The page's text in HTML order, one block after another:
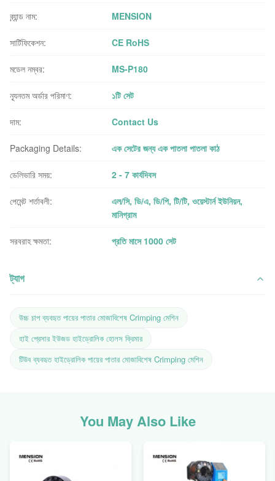
ব্র্যান্ড নাম: MENSION
সার্টিফিকেশন: CE RoHS
মডেল নম্বর: MS-P180
ন্যূনতম অর্ডার পরিমাণ: ১টি সেট
দাম: Contact Us
Packaging Details: এক সেটের জন্য এক পাতলা পাতলা কাঠ
ডেলিভারি সময়: 2 - 7 কার্যদিবস
পেমেন্ট শর্তাবলী:
এল/সি, ডি/এ, ডি/পি, টি/টি, ওয়েস্টার্ন ইউনিয়ন,
মানিগ্রাম
সরবরাহ ক্ষমতা: প্রতি মাসে 1000 সেট
ট্যাগ
উচ্চ চাপ ব্যবহৃত পায়ের পাতার মোজাবিশেষ Crimping মেশিন
হাই প্রেসার ইউজড হাইড্রোলিক হোলস ক্রিমার
টিউব ব্যবহৃত হাইড্রোলিক পায়ের পাতার মোজাবিশেষ Crimping মেশিন
You May Also Like